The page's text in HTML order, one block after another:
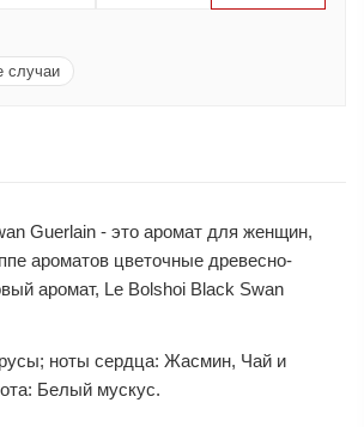
случаи
Guerlain - это аромат для женщин,
ароматов цветочные древесно-
аромат, Le Bolshoi Black Swan
ноты сердца: Жасмин, Чай и
Белый мускус.